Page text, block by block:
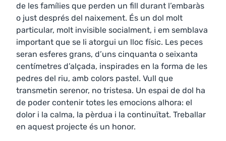
de les famílies que perden un fill durant l’embaràs
o just després del naixement. És un dol molt
particular, molt invisible socialment, i em semblava
important que se li atorgui un lloc físic. Les peces
seran esferes grans, d’uns cinquanta o seixanta
centímetres d’alçada, inspirades en la forma de les
pedres del riu, amb colors pastel. Vull que
transmetin serenor, no tristesa. Un espai de dol ha
de poder contenir totes les emocions alhora: el
dolor i la calma, la pèrdua i la continuïtat. Treballar
en aquest projecte és un honor.